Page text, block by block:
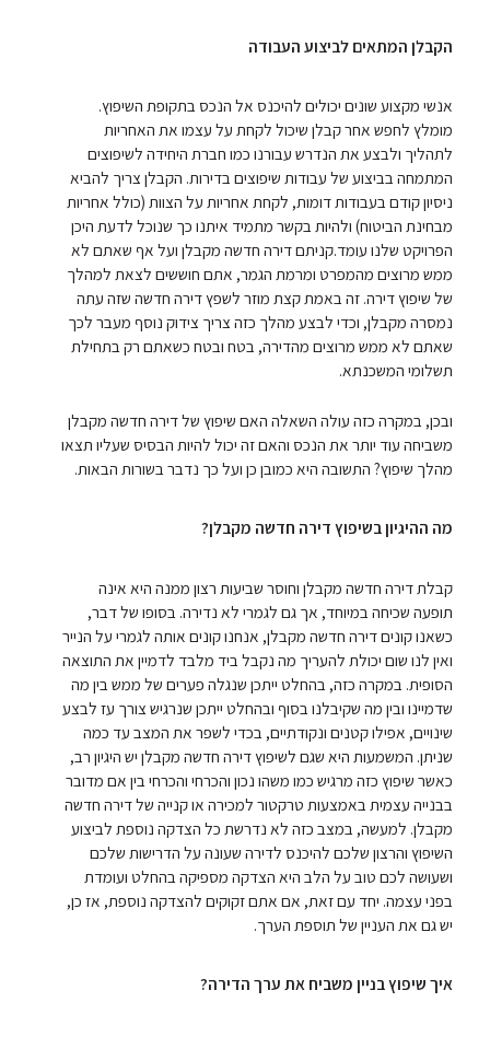
הקבלן המתאים לביצוע העבודה
אנשי מקצוע שונים יכולים להיכנס אל הנכס בתקופת השיפוץ.
מומלץ לחפש אחר קבלן שיכול לקחת על עצמו את האחריות
לתהליך ולבצע את הנדרש עבורנו כמו חברת היחידה לשיפוצים
המתמחה בביצוע של עבודות שיפוצים בדירות. הקבלן צריך להביא
ניסיון קודם בעבודות דומות, לקחת אחריות על הצוות (כולל אחריות
מבחינת הביטוח) ולהיות בקשר מתמיד איתנו כך שנוכל לדעת היכן
הפרויקט שלנו עומד.קניתם דירה חדשה מקבלן ועל אף שאתם לא
ממש מרוצים מהמפרט ומרמת הגמר, אתם חוששים לצאת למהלך
של שיפוץ דירה. זה באמת קצת מוזר לשפץ דירה חדשה שזה עתה
נמסרה מקבלן, וכדי לבצע מהלך כזה צריך צידוק נוסף מעבר לכך
שאתם לא ממש מרוצים מהדירה, בטח ובטח כשאתם רק בתחילת
תשלומי המשכנתא.
ובכן, במקרה כזה עולה השאלה האם שיפוץ של דירה חדשה מקבלן
משביחה עוד יותר את הנכס והאם זה יכול להיות הבסיס שעליו תצאו
מהלך שיפוץ? התשובה היא כמובן כן ועל כך נדבר בשורות הבאות.
מה ההיגיון בשיפוץ דירה חדשה מקבלן?
קבלת דירה חדשה מקבלן וחוסר שביעות רצון ממנה היא אינה
תופעה שכיחה במיוחד, אך גם לגמרי לא נדירה. בסופו של דבר,
כשאנו קונים דירה חדשה מקבלן, אנחנו קונים אותה לגמרי על הנייר
ואין לנו שום יכולת להעריך מה נקבל ביד מלבד לדמיין את התוצאה
הסופית. במקרה כזה, בהחלט ייתכן שנגלה פערים של ממש בין מה
שדמיינו ובין מה שקיבלנו בסוף ובהחלט ייתכן שנרגיש צורך עז לבצע
שינויים, אפילו קטנים ונקודתיים, בכדי לשפר את המצב עד כמה
שניתן. המשמעות היא שגם לשיפוץ דירה חדשה מקבלן יש היגיון רב,
כאשר שיפוץ כזה מרגיש כמו משהו נכון והכרחי והכרחי בין אם מדובר
בבנייה עצמית באמצעות טרקטור למכירה או קנייה של דירה חדשה
מקבלן. למעשה, במצב כזה לא נדרשת כל הצדקה נוספת לביצוע
השיפוץ והרצון שלכם להיכנס לדירה שעונה על הדרישות שלכם
ושעושה לכם טוב על הלב היא הצדקה מספיקה בהחלט ועומדת
בפני עצמה. יחד עם זאת, אם אתם זקוקים להצדקה נוספת, אז כן,
יש גם את העניין של תוספת הערך.
איך שיפוץ בניין משביח את ערך הדירה?